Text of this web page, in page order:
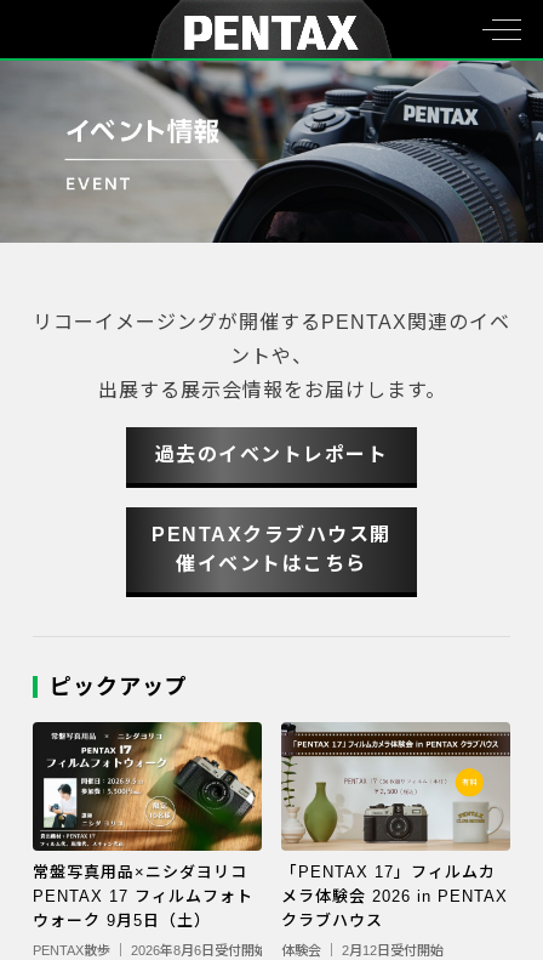
リコーイメージングが開催するPENTAX関連のイベ
ントや、
出展する展示会情報をお届けします。
過去のイベントレポート
PENTAXクラブハウス開
催イベントはこちら
ピックアップ
常盤写真用品×ニシダヨリコ
PENTAX 17 フィルムフォト
ウォーク 9月5日（土）
PENTAX散歩 ｜ 2026年8月6日受付開始
「PENTAX 17」フィルムカ
メラ体験会 2026 in PENTAX
クラブハウス
体験会 ｜ 2月12日受付開始